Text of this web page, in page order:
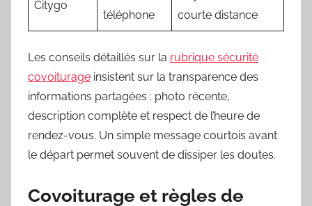
Citygo
téléphone
courte distance
Les conseils détaillés sur la rubrique sécurité
covoiturage insistent sur la transparence des
informations partagées : photo récente,
description complète et respect de l’heure de
rendez-vous. Un simple message courtois avant
le départ permet souvent de dissiper les doutes.
Covoiturage et règles de